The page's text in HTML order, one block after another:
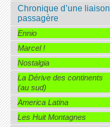
Chronique d’une liaison
passagère
Ennio
Marcel !
Nostalgia
La Dérive des continents
(au sud)
America Latina
Les Huit Montagnes